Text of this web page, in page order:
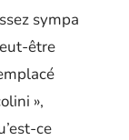
sympa
être
»,
ce